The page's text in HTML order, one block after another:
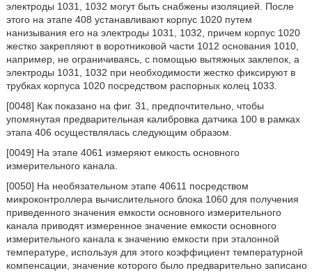
электроды 1031, 1032 могут быть снабжены изоляцией. После
этого на этапе 408 устанавливают корпус 1020 путем
нанизывания его на электроды 1031, 1032, причем корпус 1020
жестко закрепляют в воротниковой части 1012 основания 1010,
например, не ограничиваясь, с помощью вытяжных заклепок, а
электроды 1031, 1032 при необходимости жестко фиксируют в
трубках корпуса 1020 посредством распорных колец 1033.
[0048] Как показано на фиг. 31, предпочтительно, чтобы
упомянутая предварительная калибровка датчика 100 в рамках
этапа 406 осуществлялась следующим образом.
[0049] На этапе 4061 измеряют емкость основного
измерительного канала.
[0050] На необязательном этапе 40611 посредством
микроконтроллера вычислительного блока 1060 для получения
приведенного значения емкости основного измерительного
канала приводят измеренное значение емкости основного
измерительного канала к значению емкости при эталонной
температуре, используя для этого коэффициент температурной
компенсации, значение которого было предварительно записано